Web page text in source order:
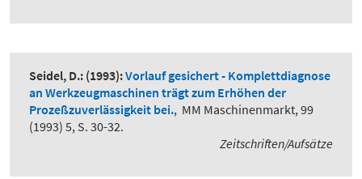
Seidel, D.: (1993):Vorlauf gesichert - Komplettdiagnose
an Werkzeugmaschinen trägt zum Erhöhen der
Prozeßzuverlässigkeit bei., MM Maschinenmarkt, 99
(1993) 5, S. 30-32.
Zeitschriften/Aufsätze